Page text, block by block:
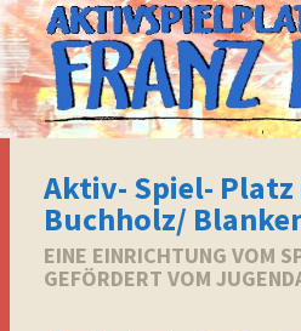
Aktiv- Spiel- Platz
Buchholz/
EINE EINRICHTUNG VOM
GEFÖRDERT VOM